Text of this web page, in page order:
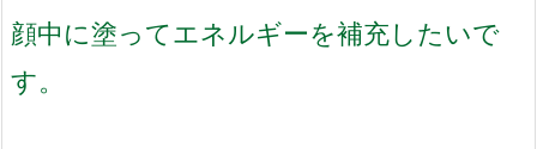
顔中に塗ってエネルギーを補充したいで
す。